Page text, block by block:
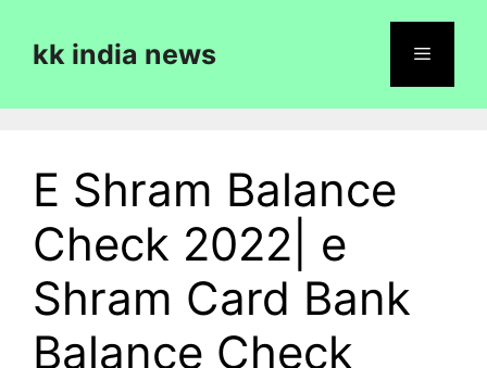
contentkk india news
E Shram Balance
Check 2022| e
Shram Card Bank
Balance Check